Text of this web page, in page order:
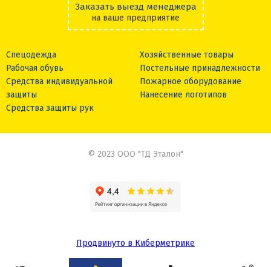
Заказать выезд менеджера
на ваше предприятие
Спецодежда
Рабочая обувь
Средства индивидуальной
защиты
Средства защиты рук
Хозяйственные товары
Постельные принадлежности
Пожарное оборудование
Нанесение логотипов
© 2023 ООО "ТД Эталон"
Продвинуто в Киберметрике